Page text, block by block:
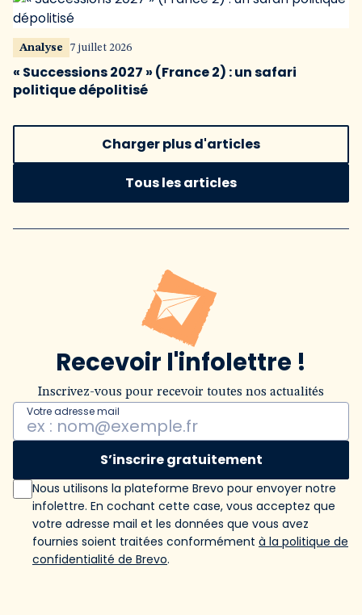
Analyse 7 juillet 2026
« Successions 2027 » (France 2) : un safari
politique dépolitisé
Charger plus d'articles
Tous les articles
Recevoir l'infolettre !
Inscrivez-vous pour recevoir toutes nos actualités
Votre adresse mail
S’inscrire gratuitement
Nous utilisons la plateforme Brevo pour envoyer notre
infolettre. En cochant cette case, vous acceptez que
votre adresse mail et les données que vous avez
fournies soient traitées conformément à la politique de
confidentialité de Brevo.